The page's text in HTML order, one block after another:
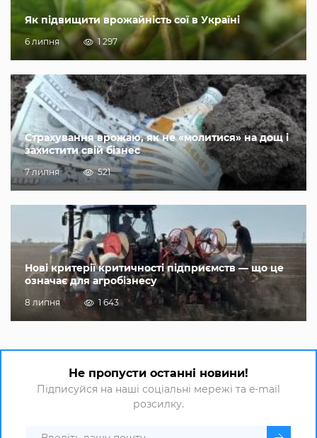
Як підвищити врожайність сої в Україні
6 липня 1 297
Страхування врожаю, як не «молитися» на дощ і
захистити свій бізнес
7 липня 521
Нові критерії критичності підприємств — що це
означає для агробізнесу
8 липня 1 643
Не пропусти останні новини!
Підписуйся на наші соціальні мережі та e-mail
розсилку.